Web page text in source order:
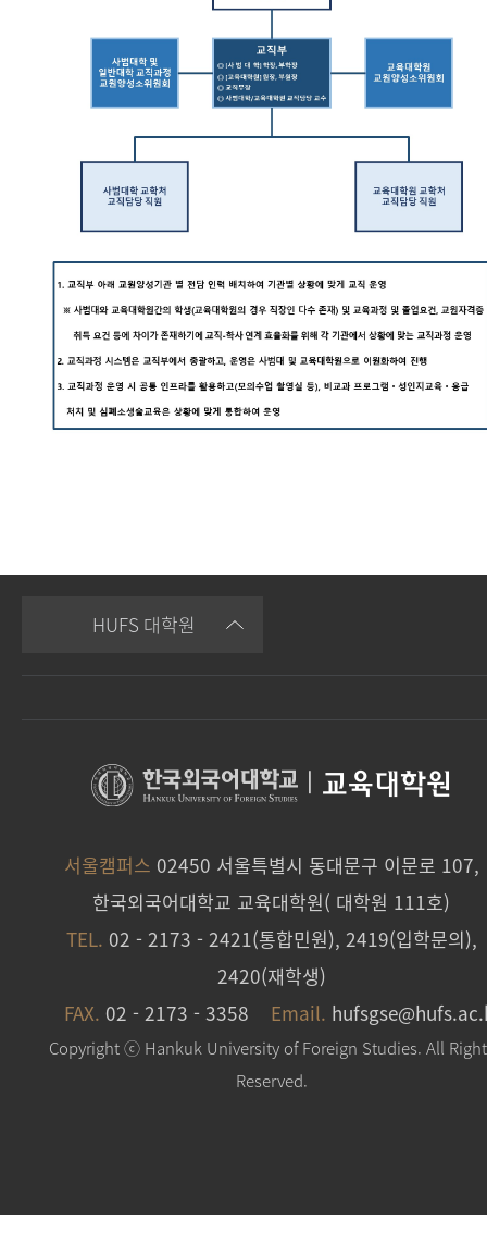
HUFS 대학원
교육대학원
서울캠퍼스 02450 서울특별시 동대문구 이문로 107,
한국외국어대학교 교육대학원( 대학원 111호)
TEL. 02 - 2173 - 2421(통합민원), 2419(입학문의),
2420(재학생)
FAX. 02 - 2173 - 3358 Email.
Copyright ⓒ Hankuk University of Foreign Studies. All
Reserved.